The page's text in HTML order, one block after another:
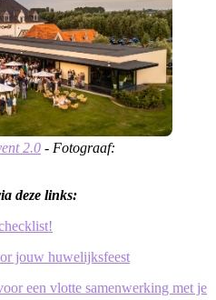
2.0 - Fotograaf:
deze links:
jouw huwelijksfeest
een vlotte samenwerking met je